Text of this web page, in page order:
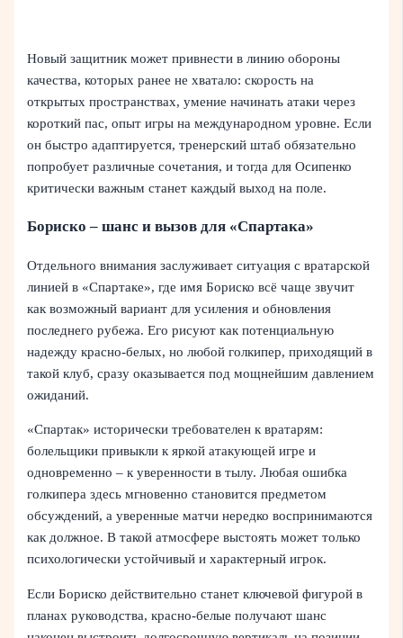
Новый защитник может привнести в линию обороны
качества, которых ранее не хватало: скорость на
открытых пространствах, умение начинать атаки через
короткий пас, опыт игры на международном уровне. Если
он быстро адаптируется, тренерский штаб обязательно
попробует различные сочетания, и тогда для Осипенко
критически важным станет каждый выход на поле.
Бориско – шанс и вызов для «Спартака»
Отдельного внимания заслуживает ситуация с вратарской
линией в «Спартаке», где имя Бориско всё чаще звучит
как возможный вариант для усиления и обновления
последнего рубежа. Его рисуют как потенциальную
надежду красно-белых, но любой голкипер, приходящий в
такой клуб, сразу оказывается под мощнейшим давлением
ожиданий.
«Спартак» исторически требователен к вратарям:
болельщики привыкли к яркой атакующей игре и
одновременно – к уверенности в тылу. Любая ошибка
голкипера здесь мгновенно становится предметом
обсуждений, а уверенные матчи нередко воспринимаются
как должное. В такой атмосфере выстоять может только
психологически устойчивый и характерный игрок.
Если Бориско действительно станет ключевой фигурой в
планах руководства, красно-белые получают шанс